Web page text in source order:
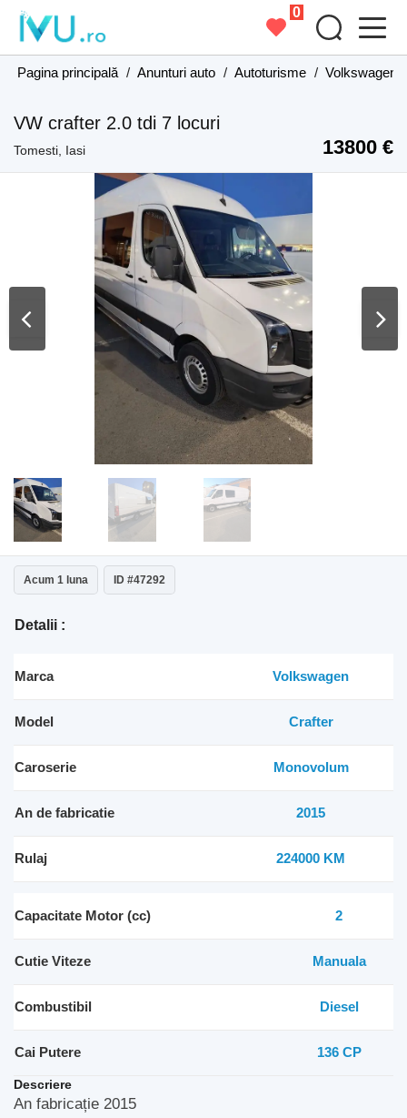
0
Pagina principală / Anunturi auto / Autoturisme / Volkswagen
VW crafter 2.0 tdi 7 locuri
Tomesti, Iasi 13800 €
Acum 1 luna ID #47292
Detalii :
Marca Volkswagen
Model Crafter
Caroserie Monovolum
An de fabricatie 2015
Rulaj 224000 KM
Capacitate Motor (cc) 2
Cutie Viteze Manuala
Combustibil Diesel
Cai Putere 136 CP
Descriere
An fabricație 2015